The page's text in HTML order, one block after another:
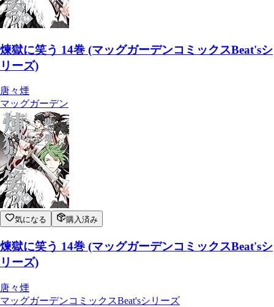
煉獄に笑う 14巻 (マッグガーデンコミックスBeat'sシ
リーズ)
唐々煙
マッグガーデン
気になる 購入済み
煉獄に笑う 14巻 (マッグガーデンコミックスBeat'sシ
リーズ)
唐々煙
マッグガーデンコミックスBeat'sシリーズ